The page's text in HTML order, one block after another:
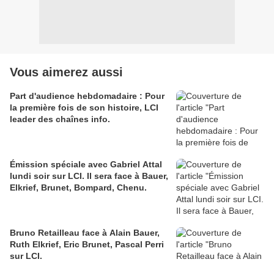
Vous aimerez aussi
Part d'audience hebdomadaire : Pour
la première fois de son histoire, LCI
leader des chaînes info.
Émission spéciale avec Gabriel Attal
lundi soir sur LCI. Il sera face à Bauer,
Elkrief, Brunet, Bompard, Chenu.
Bruno Retailleau face à Alain Bauer,
Ruth Elkrief, Eric Brunet, Pascal Perri
sur LCI.